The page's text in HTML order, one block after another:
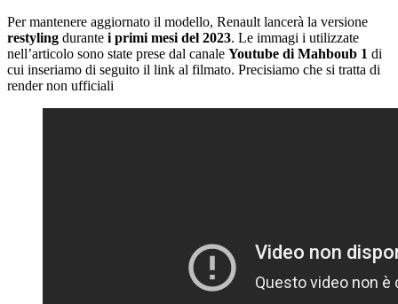
Per mantenere aggiornato il modello, Renault lancerà la versione
restyling durante i primi mesi del 2023. Le immagi i utilizzate
nell’articolo sono state prese dal canale Youtube di Mahboub 1 di
cui inseriamo di seguito il link al filmato. Precisiamo che si tratta di
render non ufficiali